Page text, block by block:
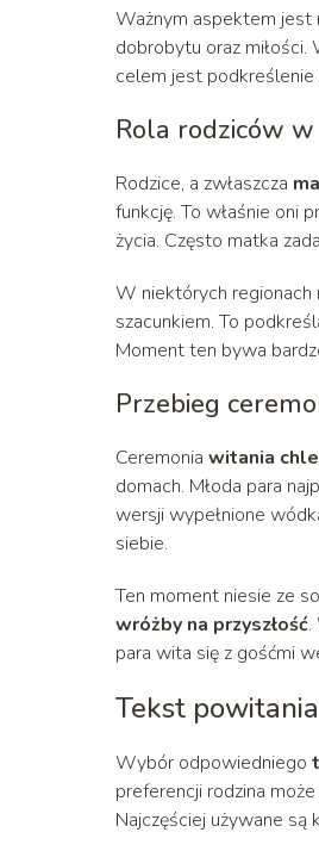
Ważnym aspektem jest
dobrobytu oraz
celem jest
Rola rodziców
Rodzice, a zwłaszcza
funkcję. To właśnie oni
życia. Często matka
W niektórych regionach
szacunkiem. To
Moment ten bywa
Przebieg
Ceremonia witania
domach. Młoda para
wersji wypełnione
siebie.
Ten moment niesie ze
wróżby na przyszłość.
para wita się z gośćmi
Tekst
Wybór odpowiedniego
preferencji rodzina
Najczęściej używane są